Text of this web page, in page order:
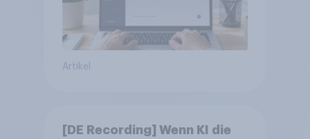
Artikel
[DE Recording] Wenn KI die